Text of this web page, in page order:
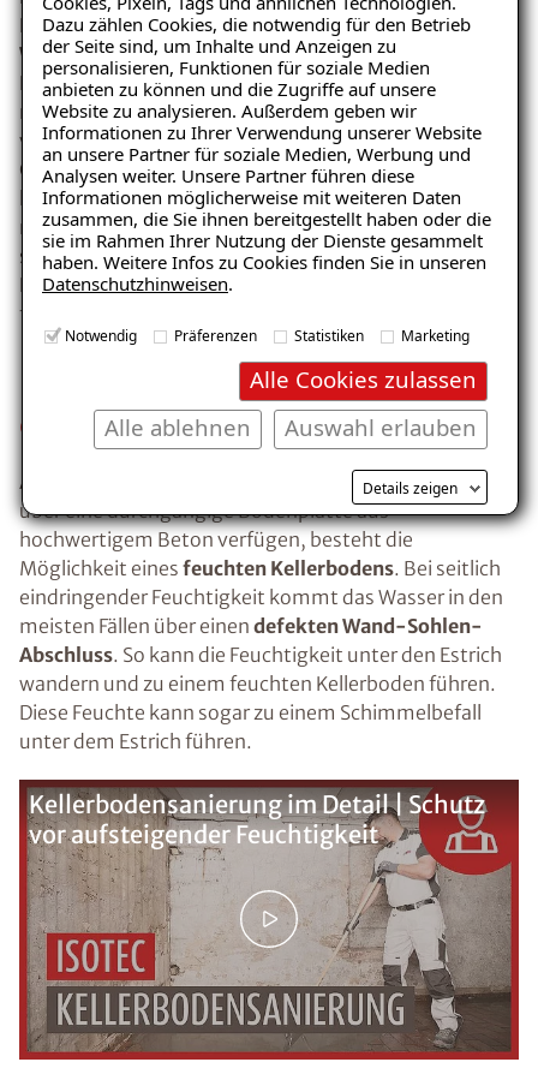
Dazu zählen Cookies, die notwendig für den Betrieb
der Seite sind, um Inhalte und Anzeigen zu
personalisieren, Funktionen für soziale Medien
anbieten zu können und die Zugriffe auf unsere
Website zu analysieren. Außerdem geben wir
Informationen zu Ihrer Verwendung unserer Website
an unsere Partner für soziale Medien, Werbung und
Analysen weiter. Unsere Partner führen diese
Informationen möglicherweise mit weiteren Daten
zusammen, die Sie ihnen bereitgestellt haben oder die
sie im Rahmen Ihrer Nutzung der Dienste gesammelt
haben. Weitere Infos zu Cookies finden Sie in unseren
Datenschutzhinweisen.
Notwendig Präferenzen Statistiken Marketing
Alle Cookies zulassen
Auswahl erlauben
Alle ablehnen
Details zeigen
Hausbesitzer neue Wohnfläche und steigern somit den
Wert ihrer Immobilie. Auch die Ansprüche an die
Lagerung haben sich geändert. Kellerräume werden
nicht nur für die Lagerung von Lebensmitteln
verwendet, sondern auch feuchteempfindliche
Gegenstände, wie Kartons oder Kleidung werden
heutzutage oft im Keller gelagert. Kellerböden, die
noch nicht in Form einer Betonbodenplatte gesetzt
sind, verhindern aufgrund ihrer kapillaren
Durchfeuchtung die Lagerung von
feuchteempfindlichen Gegenständen.
Ursache: Seitlich
eindringende Feuchtigkeit
Auch bei Objekten, die nach 1970 gebaut wurden und
über eine durchgängige Bodenplatte aus
hochwertigem Beton verfügen, besteht die
Möglichkeit eines feuchten Kellerbodens. Bei seitlich
eindringender Feuchtigkeit kommt das Wasser in den
meisten Fällen über einen defekten Wand-Sohlen-
Abschluss. So kann die Feuchtigkeit unter den Estrich
wandern und zu einem feuchten Kellerboden führen.
Diese Feuchte kann sogar zu einem Schimmelbefall
unter dem Estrich führen.
Kellerbodensanierung im Detail | Schutz
vor aufsteigender Feuchtigkeit
Ratgeber „Sofort-Tipps gegen
Feuchtigkeit“
– jetzt kostenlos
herunterladen!
E-Mail eingeben
Kostenlosen Ratgeber anfordern
Voraussetzung für den Erhalt des kostenfreien
Ratgebers ist die Anmeldung zu unserem Newsletter.